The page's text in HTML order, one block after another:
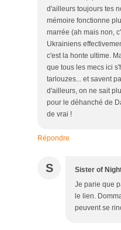
d'ailleurs toujours tes
mémoire fonctionne
marrée (ah mais non,
Ukrainiens
c'est la honte ultime.
que tous les mecs ici
tarlouzes... et savent
d'ailleurs, on ne sait
pour le déhanché de
de vrai !
Répondre
S Sister of
Je parie que
le lien.
peuvent se